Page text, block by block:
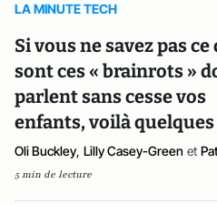
LA MINUTE TECH
Si vous ne savez pas ce
sont ces « brainrots »
parlent sans cesse vos
enfants, voilà
Oli Buckley, Lilly Casey-Green et
5 min de lecture